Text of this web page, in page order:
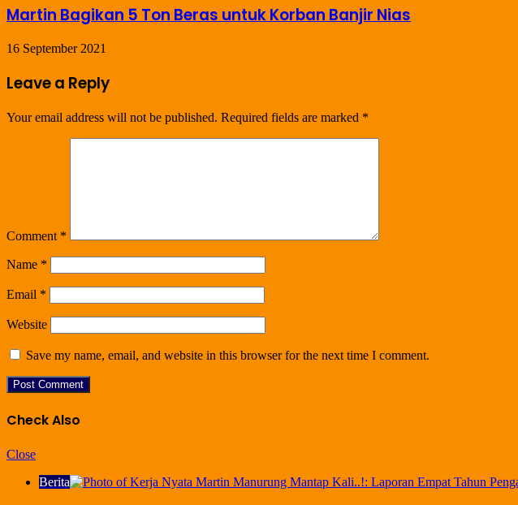
Martin Bagikan 5 Ton Beras untuk Korban Banjir Nias
16 September 2021
Leave a Reply
Your email address will not be published. Required fields are marked *
Comment *
Name *
Email *
Website
Save my name, email, and website in this browser for the next time I comment.
Check Also
Close
Berita